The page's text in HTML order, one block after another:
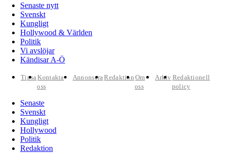
Senaste nytt
Svenskt
Kungligt
Hollywood & Världen
Politik
Vi avslöjar
Kändisar A-Ö
TipsaKontakta
oss
AnnonseraRedaktion Om
oss
Arkiv Redaktionell
policy
Senaste
Svenskt
Kungligt
Hollywood
Politik
Redaktion